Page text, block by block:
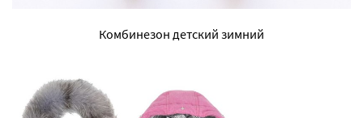
Комбинезон детский зимний